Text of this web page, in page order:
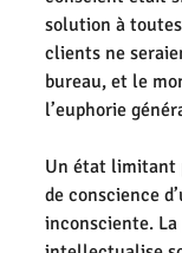
solution à
clients ne
bureau, et le
l’euphorie
Un état limitant
de conscience
inconsciente. La